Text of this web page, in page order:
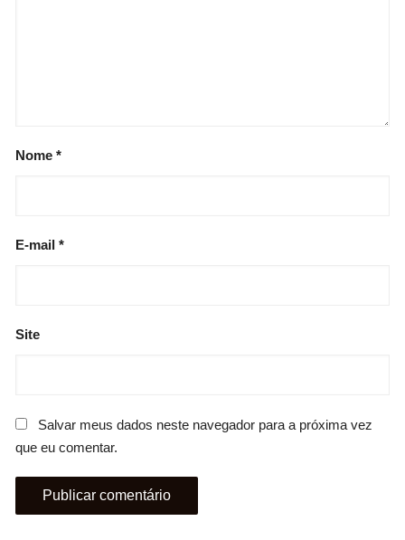
Nome*
E-mail*
Site
Salvar meus dados neste navegador para a próxima vez
que eu comentar.